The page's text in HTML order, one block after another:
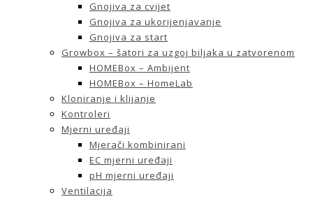
Gnojiva za cvijet
Gnojiva za ukorijenjavanje
Gnojiva za start
Growbox – šatori za uzgoj biljaka u zatvorenom
HOMEBox – Ambijent
HOMEBox – HomeLab
Kloniranje i klijanje
Kontroleri
Mjerni uređaji
Mjerači kombinirani
EC mjerni uređaji
pH mjerni uređaji
Ventilacija